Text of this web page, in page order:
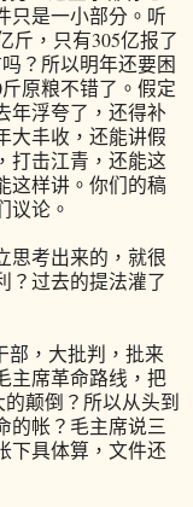
只是一小部分。听
斤，只有305亿报了
？所以明年还要困
原粮不错了。假定
年浮夸了，还得补
大丰收，还能讲假
打击江青，还能这
这样讲。你们的稿
议论。
考出来的，就很
？过去的提法灌了
，大批判，批来
主席革命路线，把
颠倒？所以从头到
的帐？毛主席说三
下具体算，文件还